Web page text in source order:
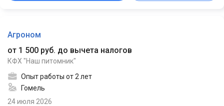
Агроном
от 1 500 руб. до вычета налогов
КФХ "Наш питомник"
Опыт работы от 2 лет
Гомель
24 июля 2026